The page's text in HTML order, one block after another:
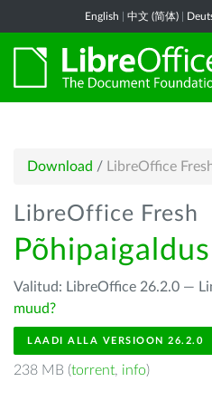
English 中文 (简体)
Download / LibreOffice
LibreOffice Fresh
Põhipaigaldus
Valitud: LibreOffice 26.2.0 —
muud?
LAADI ALLA VERSIOON 26.2.0
238 MB (torrent, info)